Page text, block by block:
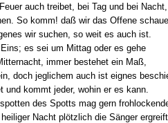
auch treibet, bei Tag und bei Nacht,
So komm! daß wir das Offene
wir suchen, so weit es auch ist.
es sei um Mittag oder es gehe
immer bestehet ein Maß,
doch jeglichem auch ist eignes
und kommt jeder, wohin er es kann.
des Spotts mag gern
Nacht plötzlich die Sänger ergreift.